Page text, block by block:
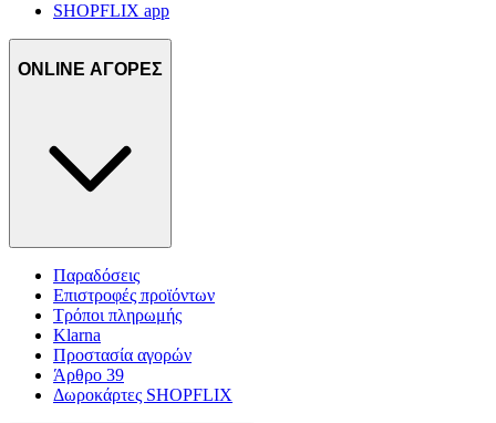
SHOPFLIX app
ONLINE ΑΓΟΡΕΣ
Παραδόσεις
Επιστροφές προϊόντων
Τρόποι πληρωμής
Klarna
Προστασία αγορών
Άρθρο 39
Δωροκάρτες SHOPFLIX